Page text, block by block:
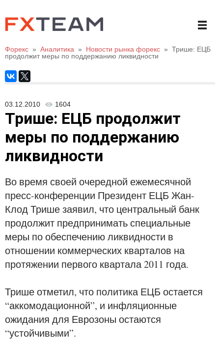
Форекс » Аналитика » Новости рынка форекс » Трише: ЕЦБ
продолжит меры по поддержанию ликвидности
03.12.2010 1604
Трише: ЕЦБ продолжит
меры по поддержанию
ликвидности
Во время своей очередной ежемесячной
пресс-конференции Президент ЕЦБ Жан-
Клод Трише заявил, что центральный банк
продолжит предпринимать специальные
меры по обеспечению ликвидности в
отношении коммерческих кварталов на
протяжении первого квартала 2011 года.
Трише отметил, что политика ЕЦБ остается
“аккомодационной”, и инфляционные
ожидания для Еврозоны остаются
“устойчивыми”.